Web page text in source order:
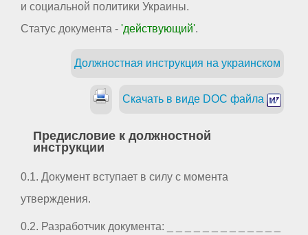
и социальной политики Украины.
Статус документа - 'действующий'.
Должностная инструкция на украинском
Скачать в виде DOC файла
Предисловие к должностной
инструкции
0.1. Документ вступает в силу с момента
утверждения.
0.2. Разработчик документа: _ _ _ _ _ _ _ _ _ _ _ _ _